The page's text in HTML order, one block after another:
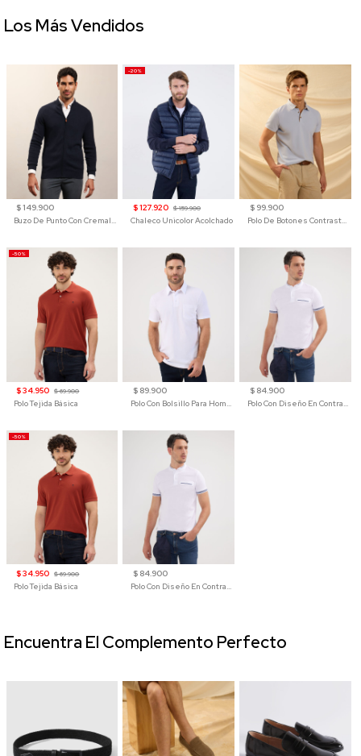
$ 149.900
Buzo De Punto Con Cremallera Para Hombre
-20%
$ 127.920 $ 159.900
Chaleco Unicolor Acolchado
$ 99.900
Polo De Botones Contraste Para Hombre
-50%
$ 34.950 $ 69.900
Polo Tejida Básica
$ 89.900
Polo Con Bolsillo Para Hombre
$ 84.900
Polo Con Diseño En Contraste
-50%
$ 34.950 $ 69.900
Polo Tejida Básica
$ 84.900
Polo Con Diseño En Contraste
Los Más Vendidos
Encuentra El Complemento Perfecto